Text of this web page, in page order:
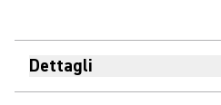
Dettagli